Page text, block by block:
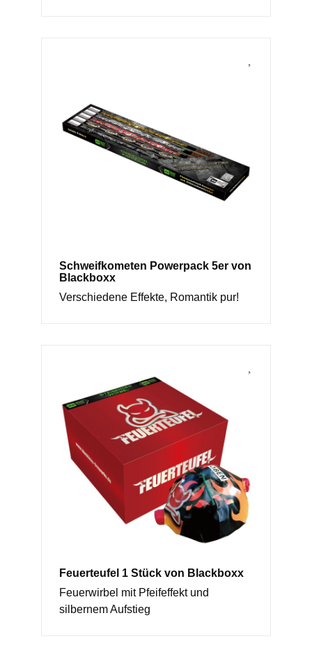
Schweifkometen Powerpack 5er von
Blackboxx
Verschiedene Effekte, Romantik pur!
Feuerteufel 1 Stück von Blackboxx
Feuerwirbel mit Pfeifeffekt und
silbernem Aufstieg